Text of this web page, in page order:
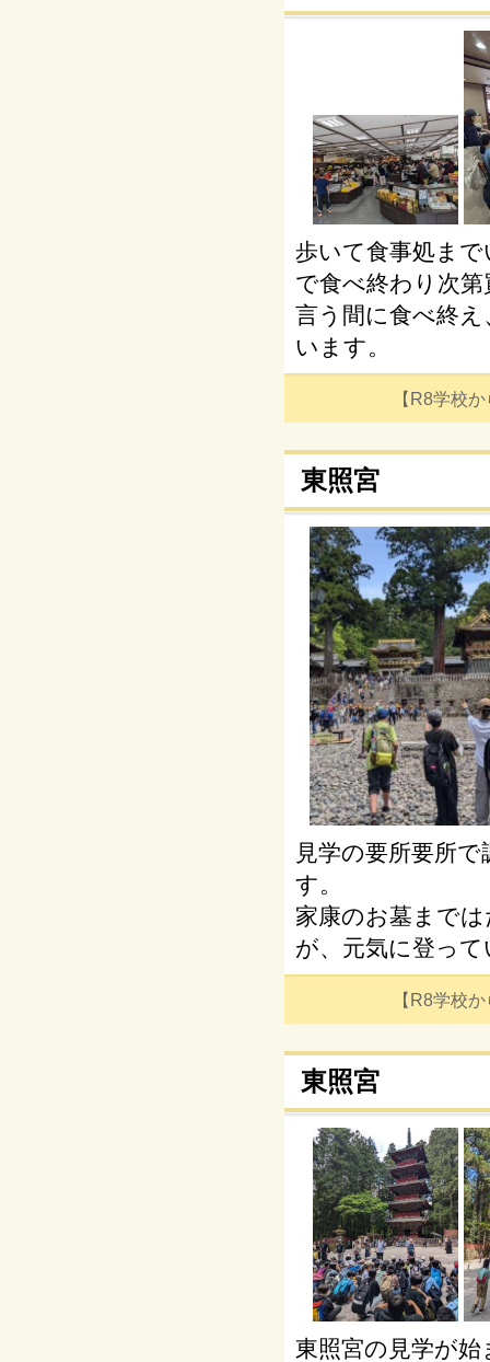
歩いて食事処ま
で食べ終わり次
言う間に食べ終
います。
【R8学校
東照宮
見学の要所要所
す。
家康のお墓まで
が、元気に登っ
【R8学校
東照宮
東照宮の見学が